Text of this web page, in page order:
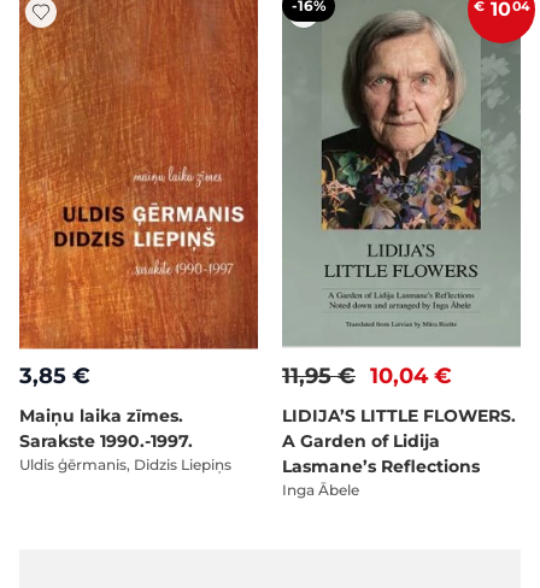
3,85 €
Maiņu laika zīmes.
Sarakste 1990.-1997.
Uldis ģērmanis, Didzis Liepiņs
-16% € 1004
10,04 €
11,95 €
LIDIJA’S LITTLE FLOWERS.
A Garden of Lidija
Lasmane’s Reflections
Inga Ābele